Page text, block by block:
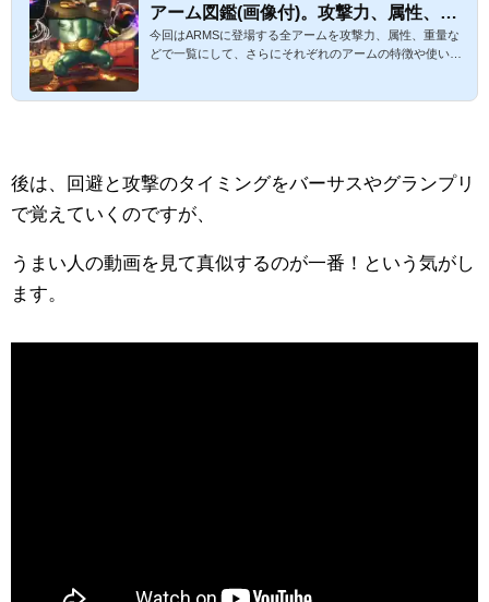
アーム図鑑(画像付)。攻撃力、属性、ル
ール別オススメも【ARMS攻略】
今回はARMSに登場する全アームを攻撃力、属性、重量な
どで一覧にして、さらにそれぞれのアームの特徴や使い方
ちらからどうぞ♪同じアームをゲットしたときの効果も検
後は、回避と攻撃のタイミングをバーサスやグランプリ
で覚えていくのですが、
うまい人の動画を見て真似するのが一番！という気がし
ます。